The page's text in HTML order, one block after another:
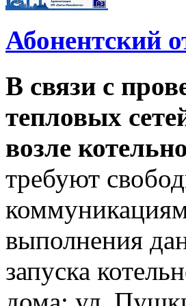
Абонентский
В связи с
тепловых
возле
требуют
выполнения
запуска